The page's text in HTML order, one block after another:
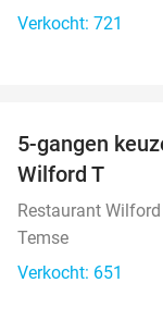
Verkocht: 721
5-gangen
Wilford T
Restaurant
Temse
Verkocht: 651